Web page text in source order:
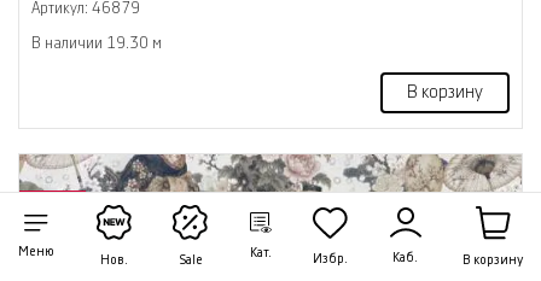
Меню
Нов. Sale
Кат. Избр. Каб. В корзину
Артикул: 46879
В наличии 19.30 м
В корзину